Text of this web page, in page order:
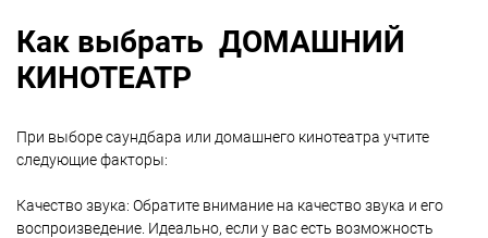
Как выбрать ДОМАШНИЙ
КИНОТЕАТР
При выборе саундбара или домашнего кинотеатра учтите
следующие факторы:
Качество звука: Обратите внимание на качество звука и его
воспроизведение. Идеально, если у вас есть возможность